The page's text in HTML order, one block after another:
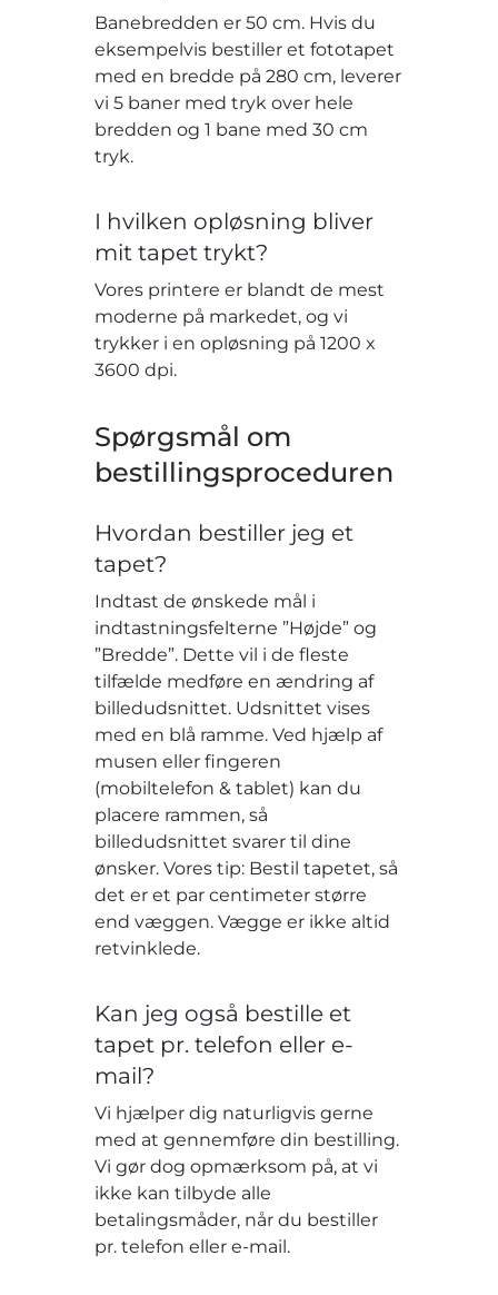
Banebredden er 50 cm. Hvis du
eksempelvis bestiller et fototapet
med en bredde på 280 cm, leverer
vi 5 baner med tryk over hele
bredden og 1 bane med 30 cm
tryk.
I hvilken opløsning bliver
mit tapet trykt?
Vores printere er blandt de mest
moderne på markedet, og vi
trykker i en opløsning på 1200 x
3600 dpi.
Spørgsmål om
bestillingsproceduren
Hvordan bestiller jeg et
tapet?
Indtast de ønskede mål i
indtastningsfelterne ”Højde” og
”Bredde”. Dette vil i de fleste
tilfælde medføre en ændring af
billedudsnittet. Udsnittet vises
med en blå ramme. Ved hjælp af
musen eller fingeren
(mobiltelefon & tablet) kan du
placere rammen, så
billedudsnittet svarer til dine
ønsker. Vores tip: Bestil tapetet, så
det er et par centimeter større
end væggen. Vægge er ikke altid
retvinklede.
Kan jeg også bestille et
tapet pr. telefon eller e-
mail?
Vi hjælper dig naturligvis gerne
med at gennemføre din bestilling.
Vi gør dog opmærksom på, at vi
ikke kan tilbyde alle
betalingsmåder, når du bestiller
pr. telefon eller e-mail.